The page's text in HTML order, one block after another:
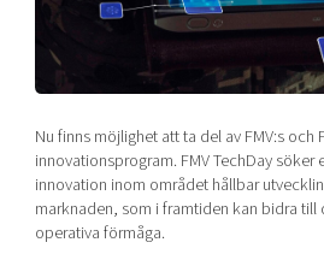
Shaping cities and regions
East Sweden Tech Women
Reversed mentorship
Upscaling
Talent & skills
Startup & industry
Offers to boost your business
Funding opportunities
Our community of companies
Projects
Publications
Project toolbox
Our clusters
Today's lunch in Mjärdevi
Nu finns möjlighet att ta del av FMV:s och
innovationsprogram. FMV TechDay
innovation inom området hållbar
marknaden, som i framtiden kan bidra till
operativa förmåga.